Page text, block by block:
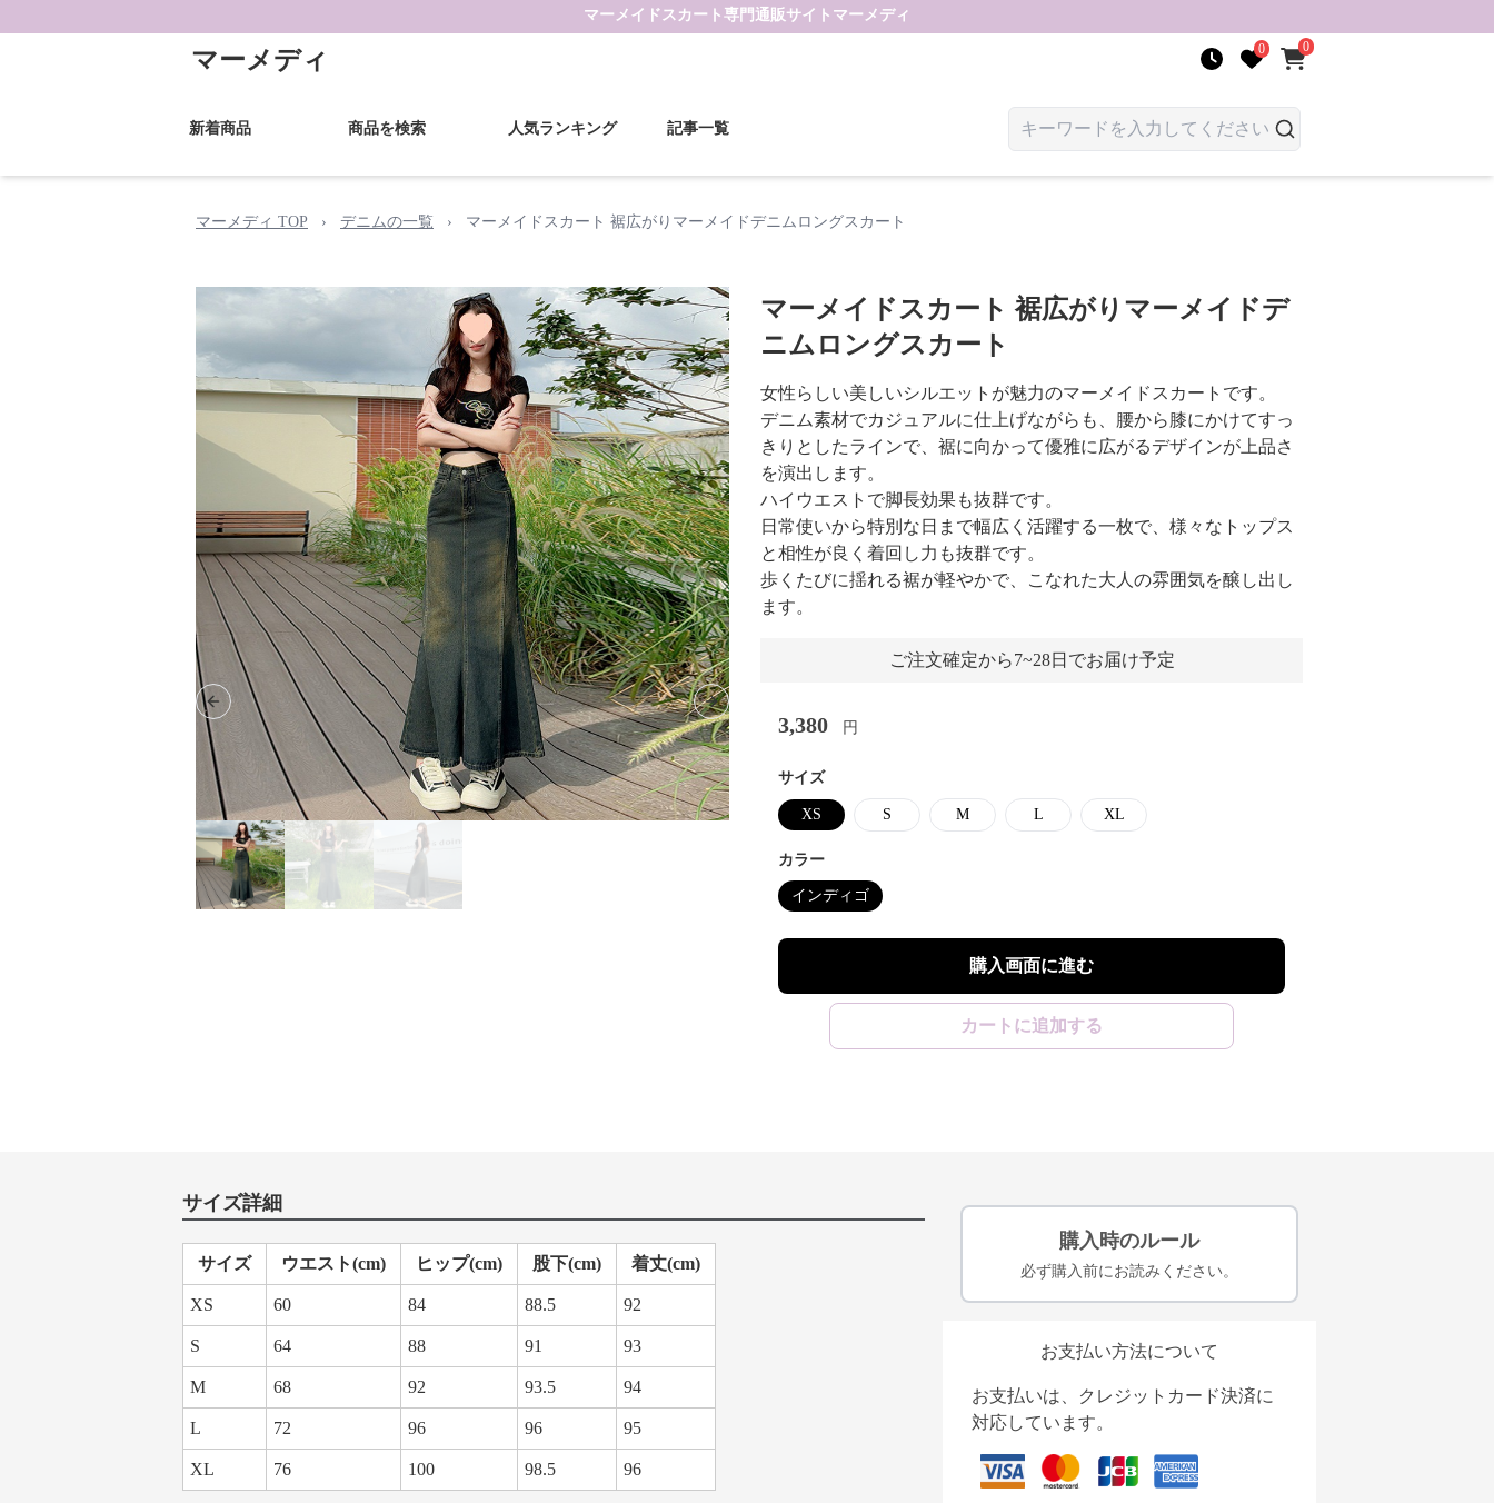
マーメイドスカート 専門通販サイト マーメディ
マーメディ 0 0
新着商品 商品を検索 人気ランキング 記事一覧
マーメディ TOP › デニムの一覧 › マーメイドスカート 裾広がりマーメイドデニムロングスカート
Previous slide Next slide
マーメイドスカート 裾広がりマーメイドデ
ニムロングスカート
女性らしい美しいシルエットが魅力のマーメイドスカートです。
デニム素材でカジュアルに仕上げながらも、腰から膝にかけてすっ
きりとしたラインで、裾に向かって優雅に広がるデザインが上品さ
を演出します。
ハイウエストで脚長効果も抜群です。
日常使いから特別な日まで幅広く活躍する一枚で、様々なトップス
と相性が良く着回し力も抜群です。
歩くたびに揺れる裾が軽やかで、こなれた大人の雰囲気を醸し出し
ます。
ご注文確定から7~28日でお届け予定
3,380 円
サイズ
XS S M L XL
カラー
インディゴ
購入画面に進む
カートに追加する
サイズ詳細
サイズ ウエスト(cm) ヒップ(cm) 股下(cm) 着丈(cm)
XS 60 84 88.5 92
S 64 88 91 93
M 68 92 93.5 94
L 72 96 96 95
XL 76 100 98.5 96
購入時のルール
必ず購入前にお読みください。
お支払い方法について
お支払いは、クレジットカード決済に
対応しています。